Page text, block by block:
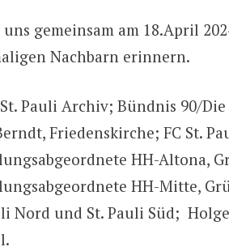
uns gemeinsam am 18.April
Nachbarn erinnern.
Pauli Archiv; Bündnis 90/
Friedenskirche; FC St.
HH-Altona,
HH-Mitte,
Nord und St. Pauli Süd;